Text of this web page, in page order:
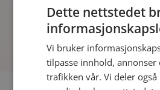
Dette nettstedet
Vi bruker
tilpasse innhold, annonser
trafikken vår. Vi deler